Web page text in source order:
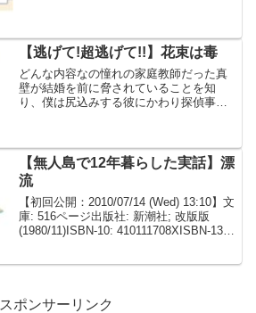
【逃げて!超逃げて!!】花束は毒
どんな内容なの憧れの家庭教師だった真
壁が結婚を前に脅されていることを知
り、僕は尻込みする彼にかわり探偵事務
ない方法で救ってくれた先輩の理花だっ
た。調査を進めるにつれ、見...
【無人島で12年暮らした実話】漂
流
【初回公開：2010/07/14 (Wed) 13:10】文
庫: 516ページ出版社: 新潮社; 改版版
(1980/11)ISBN-10: 410111708XISBN-13:
スポンサーリンク